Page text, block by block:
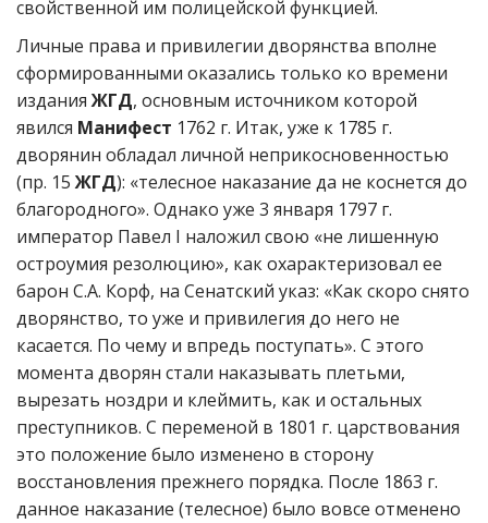
свойственной им полицейской функцией.
Личные права и привилегии дворянства вполне
сформированными оказались только ко времени
изданияЖГД, основным источником которой
явился Манифест 1762 г. Итак, уже к 1785 г.
дворянин обладал личной неприкосновенностью
(пр. 15ЖГД): «телесное наказание да не коснется до
благородного». Однако уже 3 января 1797 г.
император Павел I наложил свою «не лишенную
остроумия резолюцию», как охарактеризовал ее
барон С.А. Корф, на Сенатский указ: «Как скоро снято
дворянство, то уже и привилегия до него не
касается. По чему и впредь поступать». С этого
момента дворян стали наказывать плетьми,
вырезать ноздри и клеймить, как и остальных
преступников. С переменой в 1801 г. царствования
это положение было изменено в сторону
восстановления прежнего порядка. После 1863 г.
данное наказание (телесное) было вовсе отменено